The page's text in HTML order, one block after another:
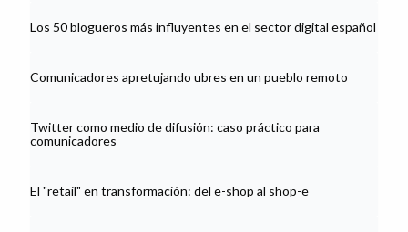
Los 50 blogueros más influyentes en el sector digital español
Comunicadores apretujando ubres en un pueblo remoto
Twitter como medio de difusión: caso práctico para
comunicadores
El "retail" en transformación: del e-shop al shop-e